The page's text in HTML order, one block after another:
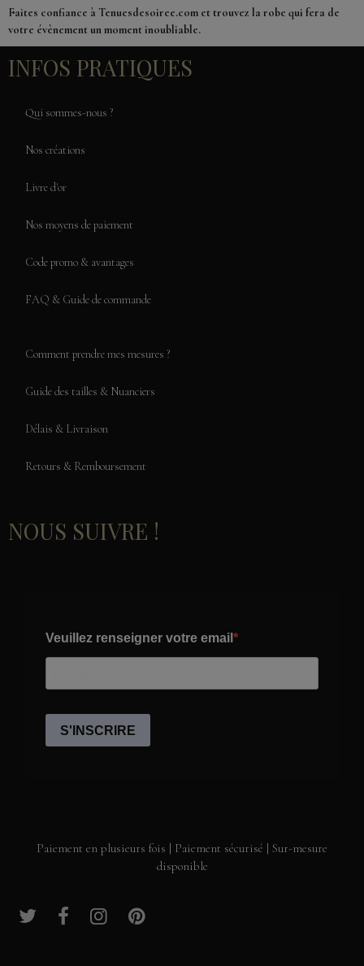
Faites confiance à Tenuesdesoiree.com et trouvez la robe qui fera de
votre évènement un moment inoubliable.
INFOS PRATIQUES
Qui sommes-nous ?
Nos créations
Livre d'or
Nos moyens de paiement
Code promo & avantages
FAQ & Guide de commande
Comment prendre mes mesures ?
Guide des tailles & Nuanciers
Délais & Livraison
Retours & Remboursement
NOUS SUIVRE !
Paiement en plusieurs fois | Paiement sécurisé | Sur-mesure
disponible